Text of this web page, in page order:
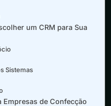
um CRM para Sua
Sistemas
Empresas de Confecção